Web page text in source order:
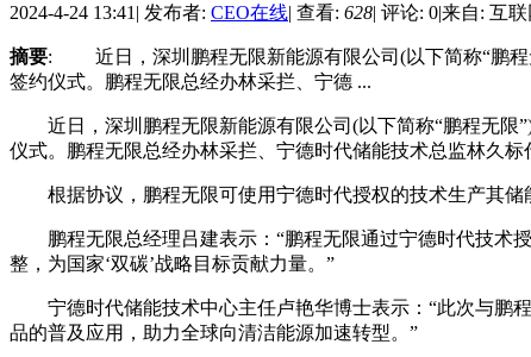
2024-4-24 13:41 | 发布者: CEO在线| 查看: 628| 评论: 0|来自: 互联
摘要: 近日，深圳鹏程无限新能源有限公司(以下简称“鹏程
签约仪式。鹏程无限总经办林采拦、宁德 ...
近日，深圳鹏程无限新能源有限公司(以下简称“鹏程无限
仪式。鹏程无限总经办林采拦、宁德时代储能技术总监林久标
根据协议，鹏程无限可使用宁德时代授权的技术生产其储
鹏程无限总经理吕建表示：“鹏程无限通过宁德时代技术授
整，为国家‘双碳’战略目标贡献力量。”
宁德时代储能技术中心主任卢艳华博士表示：“此次与鹏程
品的普及应用，助力全球向清洁能源加速转型。”